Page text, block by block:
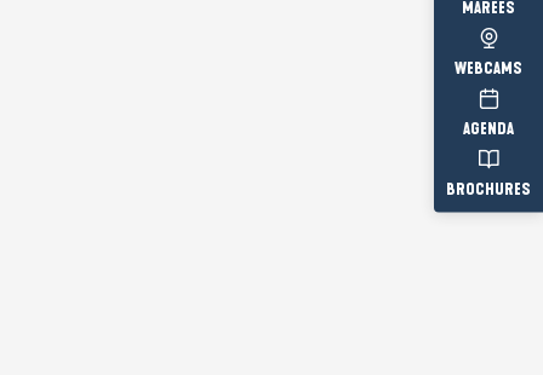
MARÉES
WEBCAMS
AGENDA
BROCHURES